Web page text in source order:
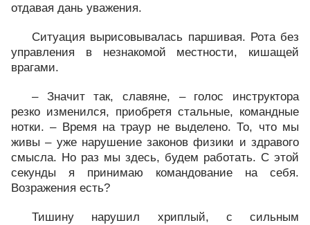
отдавая дань уважения.
Ситуация вырисовывалась паршивая. Рота без
управления в незнакомой местности, кишащей
врагами.
– Значит так, славяне, – голос инструктора
резко изменился, приобретя стальные, командные
нотки. – Время на траур не выделено. То, что мы
живы – уже нарушение законов физики и здравого
смысла. Но раз мы здесь, будем работать. С этой
секунды я принимаю командование на себя.
Возражения есть?
Тишину нарушил хриплый, с сильным